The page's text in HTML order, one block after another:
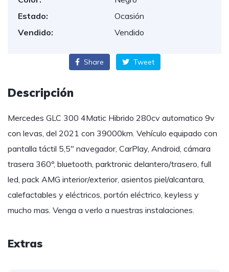
Estado:
Ocasión
Vendido:
Vendido
Share Tweet
Descripción
Mercedes GLC 300 4Matic Hibrido 280cv automatico 9v
con levas, del 2021 con 39000km. Vehículo equipado con
pantalla táctil 5,5″ navegador, CarPlay, Android, cámara
trasera 360º, bluetooth, parktronic delantero/trasero, full
led, pack AMG interior/exterior, asientos piel/alcantara,
calefactables y eléctricos, portón eléctrico, keyless y
mucho mas. Venga a verlo a nuestras instalaciones.
Extras